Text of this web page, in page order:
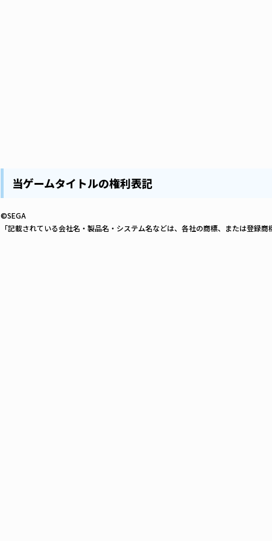
当ゲームタイトルの権利表記
©SEGA
「記載されている会社名・製品名・システム名などは、各社の商標、または登録商